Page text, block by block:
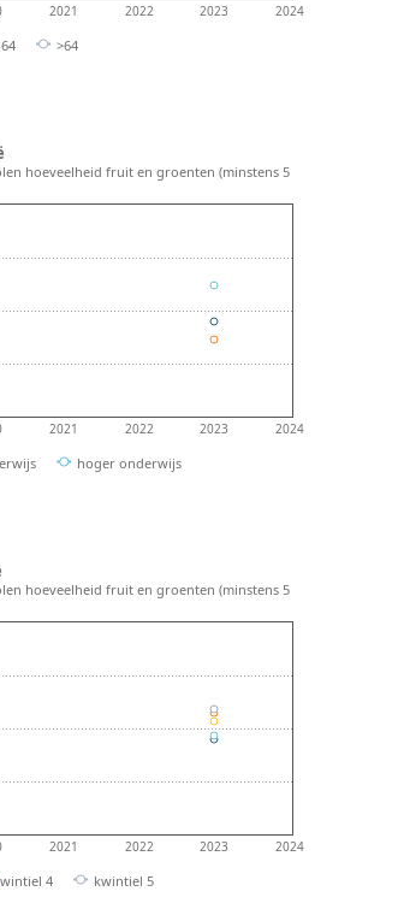
2021 2022 2023 2024
>64
2021 2022 2023 2024
hoger onderwijs
hoeveelheid fruit en groenten (minstens 5
2021 2022 2023 2024
4 kwintiel 5
hoeveelheid fruit en groenten (minstens 5